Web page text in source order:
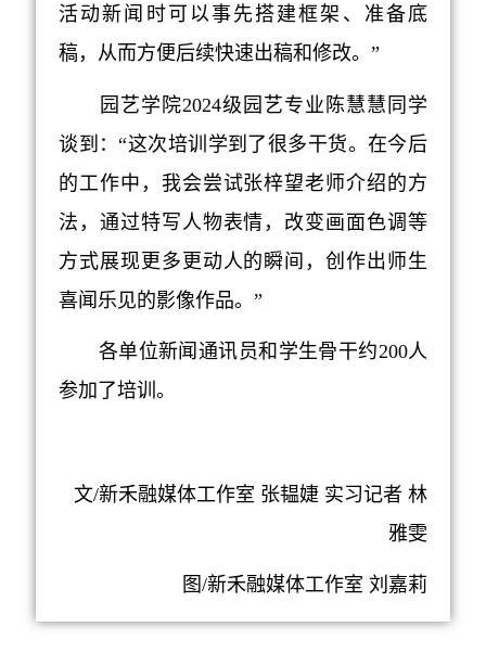
活动新闻时可以事先搭建框架、准备底
稿，从而方便后续快速出稿和修改。”
园艺学院2024级园艺专业陈慧慧 同学
谈到 ：“这次培训 学到了很多干货。在今后
的工作中，我会尝试张梓望老师介绍的方
法，通过特写人物表情，改变画面色调等
方式展现更多更动人的瞬间，创作出师生
喜闻乐见的影像作品。”
各单位新闻通讯员和 学生骨干约200人
参加了培训。
文/新禾融媒体工作室 张韫婕 实习记者 林
雅雯
图/新禾融媒体工作室 刘嘉莉